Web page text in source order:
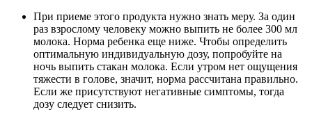
При приеме этого продукта нужно знать меру. За один
раз взрослому человеку можно выпить не более 300 мл
молока. Норма ребенка еще ниже. Чтобы определить
оптимальную индивидуальную дозу, попробуйте на
ночь выпить стакан молока. Если утром нет ощущения
тяжести в голове, значит, норма рассчитана правильно.
Если же присутствуют негативные симптомы, тогда
дозу следует снизить.